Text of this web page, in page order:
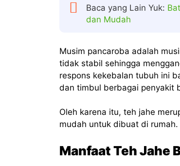
Baca yang Lain Yuk:
dan Mudah
Musim pancaroba adalah
tidak stabil sehingga
respons kekebalan tubuh ini
dan timbul berbagai penyakit
Oleh karena itu, teh jahe
mudah untuk dibuat di rumah.
Manfaat Teh Jahe